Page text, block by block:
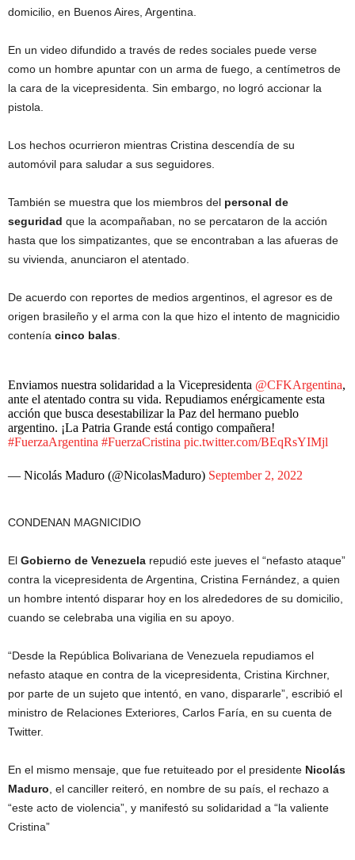
domicilio, en Buenos Aires, Argentina.
En un video difundido a través de redes sociales puede verse
como un hombre apuntar con un arma de fuego, a centímetros de
la cara de la vicepresidenta. Sin embargo, no logró accionar la
pistola.
Los hechos ocurrieron mientras Cristina descendía de su
automóvil para saludar a sus seguidores.
También se muestra que los miembros del personal de
seguridad que la acompañaban, no se percataron de la acción
hasta que los simpatizantes, que se encontraban a las afueras de
su vivienda, anunciaron el atentado.
De acuerdo con reportes de medios argentinos, el agresor es de
origen brasileño y el arma con la que hizo el intento de magnicidio
contenía cinco balas
Enviamos nuestra solidaridad a la Vicepresidenta @CFKArgentina,
ante el atentado contra su vida. Repudiamos enérgicamente esta
acción que busca desestabilizar la Paz del hermano pueblo
argentino. ¡La Patria Grande está contigo compañera!
#FuerzaArgentina #FuerzaCristina pic.twitter.com/BEqRsYIMjl
— Nicolás Maduro (@NicolasMaduro) September 2, 2022
CONDENAN MAGNICIDIO
El Gobierno de Venezuela repudió este jueves el “nefasto ataque”
contra la vicepresidenta de Argentina, Cristina Fernández, a quien
un hombre intentó disparar hoy en los alrededores de su domicilio,
cuando se celebraba una vigilia en su apoyo.
“Desde la República Bolivariana de Venezuela repudiamos el
nefasto ataque en contra de la vicepresidenta, Cristina Kirchner,
por parte de un sujeto que intentó, en vano, dispararle”, escribió el
ministro de Relaciones Exteriores, Carlos Faría, en su cuenta de
Twitter.
En el mismo mensaje, que fue retuiteado por el presidente Nicolás
Maduro , el canciller reiteró, en nombre de su país, el rechazo a
“este acto de violencia”, y manifestó su solidaridad a “la valiente
Cristina”